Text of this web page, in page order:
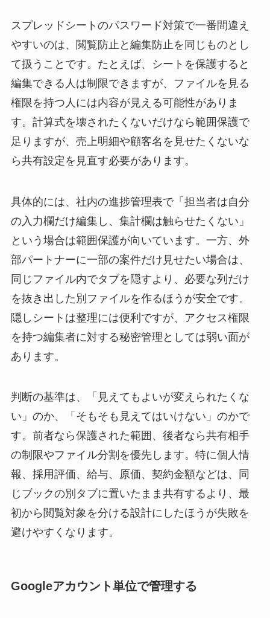
スプレッドシートのパスワード対策で一番間違え
やすいのは、閲覧防止と編集防止を同じものとし
て扱うことです。たとえば、シートを保護すると
編集できる人は制限できますが、ファイルを見る
権限を持つ人には内容が見える可能性がありま
す。計算式を壊されたくないだけなら範囲保護で
足りますが、売上明細や顧客名を見せたくないな
ら共有設定を見直す必要があります。
具体的には、社内の進捗管理表で「担当者は自分
の入力欄だけ編集し、集計欄は触らせたくない」
という場合は範囲保護が向いています。一方、外
部パートナーに一部の案件だけ見せたい場合は、
同じファイル内でタブを隠すより、必要な列だけ
を抜き出した別ファイルを作るほうが安全です。
隠しシートは整理には便利ですが、アクセス権限
を持つ編集者に対する秘密管理としては弱い面が
あります。
判断の基準は、「見えてもよいが変えられたくな
い」のか、「そもそも見えてはいけない」のかで
す。前者なら保護された範囲、後者なら共有相手
の制限やファイル分割を優先します。特に個人情
報、採用評価、給与、原価、契約金額などは、同
じブックの別タブに置いたまま共有するより、最
初から閲覧対象を分ける設計にしたほうが失敗を
避けやすくなります。
Googleアカウント単位で管理する